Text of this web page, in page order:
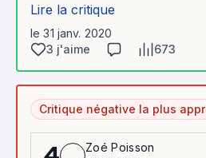
Lire la critique
le 31 janv. 2020
3 j'aime
673
Critique négative la plus
Zoé Poisson